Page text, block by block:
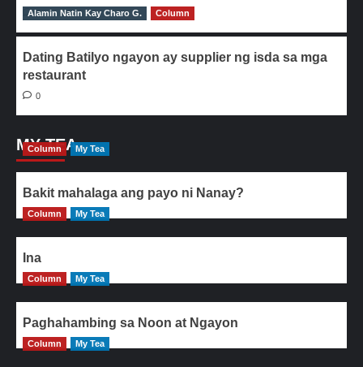
0
Alamin Natin Kay Charo G. Column
Dating Batilyo ngayon ay supplier ng isda sa mga
restaurant
0
MY TEA
Column My Tea
Bakit mahalaga ang payo ni Nanay?
Column My Tea
Ina
Column My Tea
Paghahambing sa Noon at Ngayon
Column My Tea